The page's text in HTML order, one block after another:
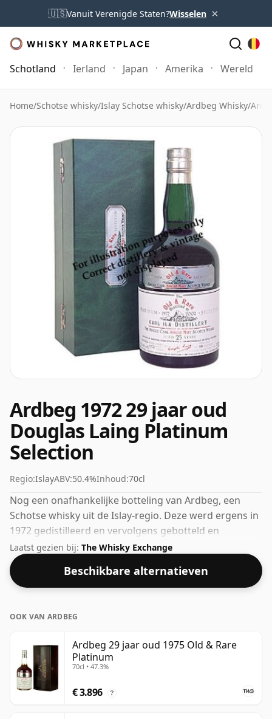
🇺🇸Vanuit Verenigde Staten?Wisselen ×
Schotland Ierland Japan Amerika Wereld
Home/Schotse whisky/Islay Schotse whisky/Ardbeg Whisky/
Ardbeg 1972 29 jaar oud
Douglas Laing Platinum
Selection
Regio:IslayABV:50.4%Inhoud:70cl
Nog een onafhankelijke botteling van Ardbeg, een
Schotse whisky uit de Islay-regio. Deze werd ergens in
1972 gedistilleerd en vervolgens gebotteld en
uitgebracht door Douglas Laing. Met een percentage
van 50,4% kun je zeker een paar druppels fatsoenlijk
water aan deze whisky toevoegen om de textuur te
verbeteren en de geest te openen.
Laatst gezien bij: The Whisky Exchange
Beschikbare alternatieven
OOK VAN ARDBEG
Ardbeg 29 jaar oud 1975 Old & Rare
Platinum
70cl • 47.3%
€ 3.896 ?